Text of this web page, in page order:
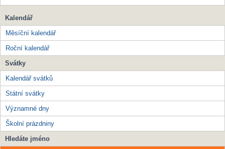
Kalendář
Měsíční kalendář
Roční kalendář
Svátky
Kalendář svátků
Státní svátky
Významné dny
Školní prázdniny
Hledáte jméno